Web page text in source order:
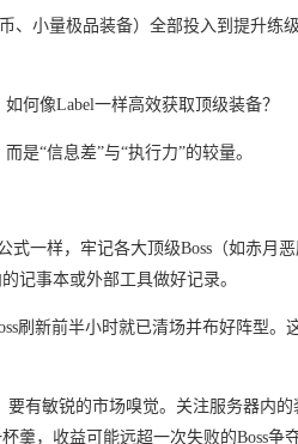
、小量极品装备）全部投入到提升练
何像Label一样高效获取顶级装备？
是“信息差”与“执行力”的较量。
式一样，牢记各大顶级Boss（如赤月
记事本或外部工具做好记录。
刷新前半小时就已清场并布好阵型。
要有敏锐的市场嗅觉。关注服务器内
羹，收益可能远超一次失败的Boss争夺